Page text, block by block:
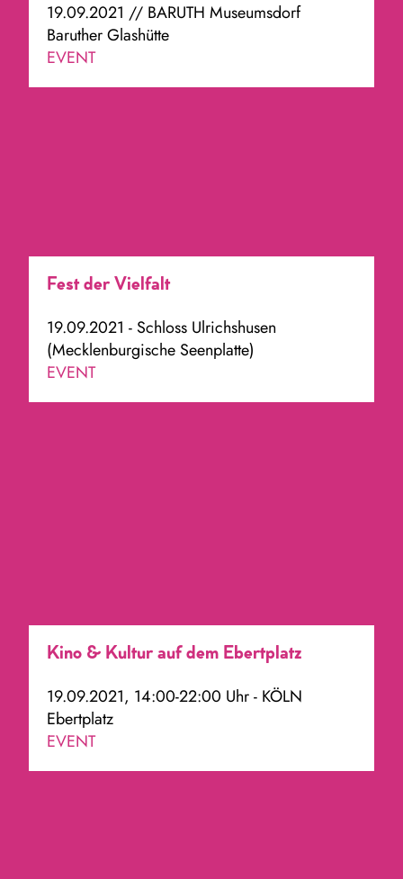
19.09.2021 // BARUTH Museumsdorf
Baruther Glashütte
EVENT
Fest der Vielfalt
19.09.2021 - Schloss Ulrichshusen
(Mecklenburgische Seenplatte)
EVENT
Kino & Kultur auf dem Ebertplatz
19.09.2021, 14:00-22:00 Uhr - KÖLN
Ebertplatz
EVENT